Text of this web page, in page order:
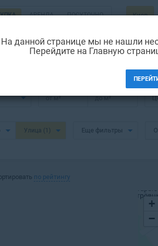
АРЕНДА ПОСУТОЧНО Киев
отм² дом²
Улица (1) Еще фильтры
по рейтингу
+
−
На данной странице мы не нашли
Перейдите на Главную